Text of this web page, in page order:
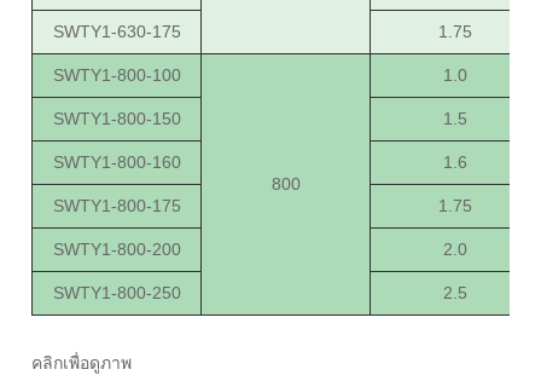
SWTY1-630-175 1.75
SWTY1-800-100
800
1.0
SWTY1-800-150 1.5
SWTY1-800-160 1.6
SWTY1-800-175 1.75
SWTY1-800-200 2.0
SWTY1-800-250 2.5
คลิกเพื่อดูภาพ